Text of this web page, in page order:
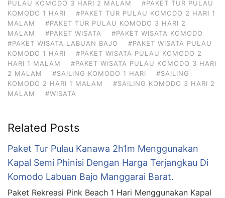
PULAU KOMODO 3 HARI 2 MALAM
#PAKET TUR PULAU
KOMODO 1 HARI
#PAKET TUR PULAU KOMODO 2 HARI 1
MALAM
#PAKET TUR PULAU KOMODO 3 HARI 2
MALAM
#PAKET WISATA
#PAKET WISATA KOMODO
#PAKET WISATA LABUAN BAJO
#PAKET WISATA PULAU
KOMODO 1 HARI
#PAKET WISATA PULAU KOMODO 2
HARI 1 MALAM
#PAKET WISATA PULAU KOMODO 3 HARI
2 MALAM
#SAILING KOMODO 1 HARI
#SAILING
KOMODO 2 HARI 1 MALAM
#SAILING KOMODO 3 HARI 2
MALAM
#WISATA
Related Posts
Paket Tur Pulau Kanawa 2h1m Menggunakan
Kapal Semi Phinisi Dengan Harga Terjangkau Di
Komodo Labuan Bajo Manggarai Barat.
Paket Rekreasi Pink Beach 1 Hari Menggunakan Kapal